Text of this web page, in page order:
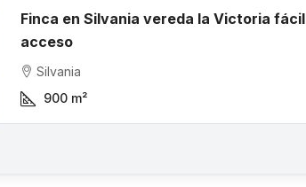
Finca en Silvania vereda la Victoria fácil
acceso
Silvania
900 m²